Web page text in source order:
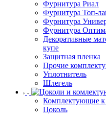
Фурнитура Риал
Фурнитура Топ-
Фурнитура
Фурнитура
Декоративные
купе
Защитная пленка
Прочие
Уплотнитель
Шлегель
Комплектующие
Цоколь